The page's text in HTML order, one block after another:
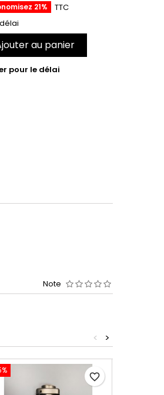
21%
TTC
au panier
pour le délai
Note
>
<
favorite_border